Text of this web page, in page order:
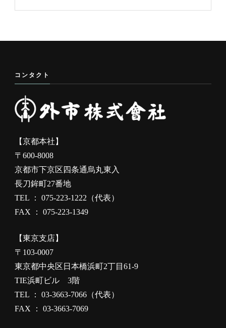
コンタクト
【京都本社】
〒600-8008
京都市下京区四条通烏丸東入
長刀鉾町27番地
TEL ： 075-223-1222（代表）
FAX ： 075-223-1349
【東京支店】
〒103-0007
東京都中央区日本橋浜町2丁目61-9
TIE浜町ビル 3階
TEL ： 03-3663-7066（代表）
FAX ： 03-3663-7069